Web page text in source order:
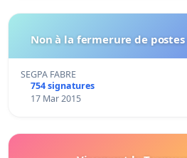
Non à la fermerure de postes
SEGPA FABRE
754 signatures
17 Mar 2015